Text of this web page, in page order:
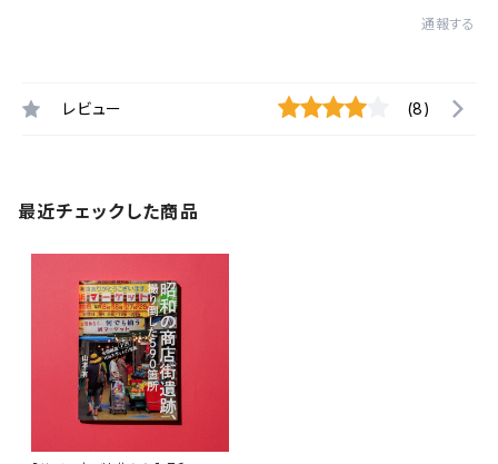
通報する
レビュー (8)
最近チェックした商品